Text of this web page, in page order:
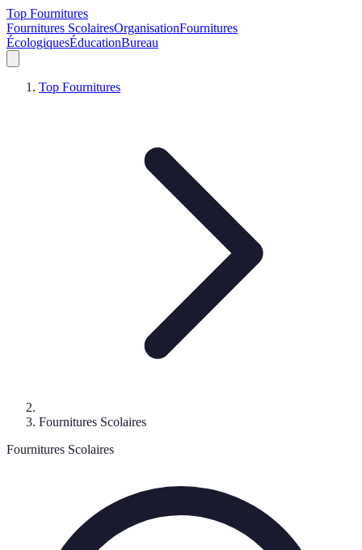
Top Fournitures
Fournitures ScolairesOrganisationFournitures
ÉcologiquesÉducationBureau
Top Fournitures
Fournitures Scolaires
Fournitures Scolaires